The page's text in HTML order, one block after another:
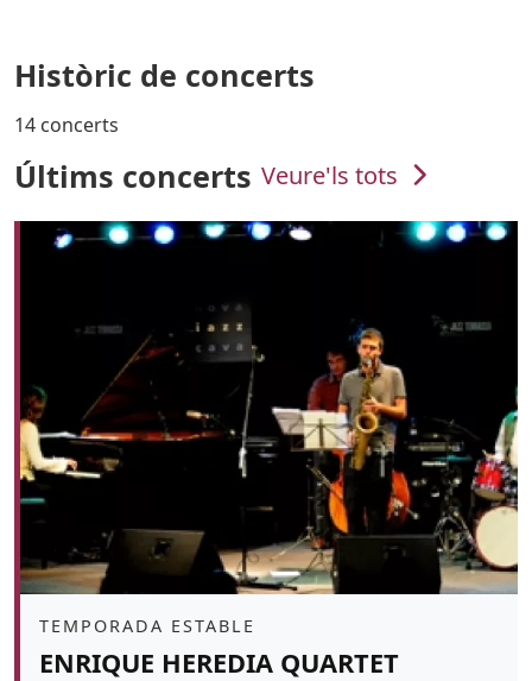
Històric de concerts
14 concerts
Últims concerts Veure'ls tots
Àmbit
TEMPORADA ESTABLE
ENRIQUE HEREDIA QUARTET